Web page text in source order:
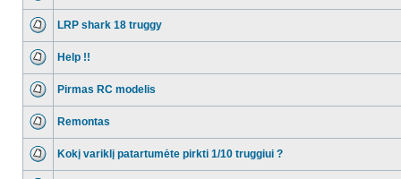
LRP shark 18 truggy
Help !!
Pirmas RC modelis
Remontas
Kokį variklį patartumėte pirkti 1/10 truggiui ?